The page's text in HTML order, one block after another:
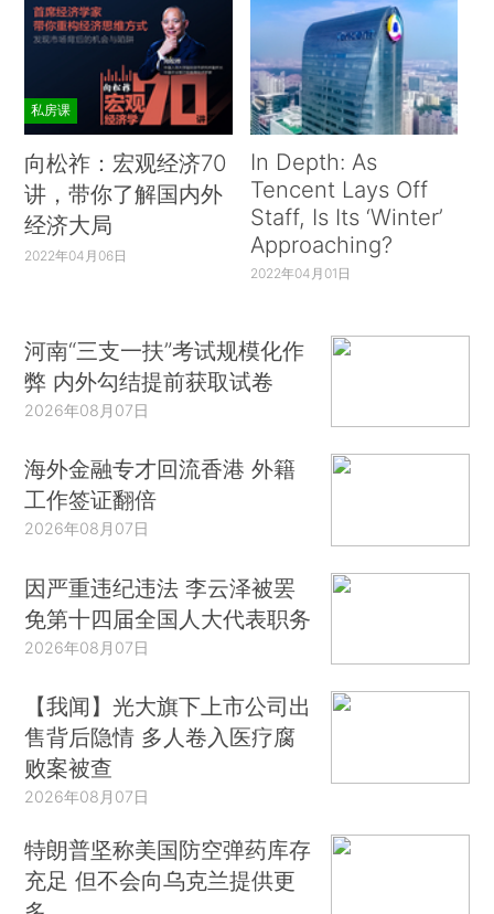
私房课
向松祚：宏观经济70
讲，带你了解国内外
经济大局
2022年04月06日
In Depth: As
Tencent Lays Off
Staff, Is Its ‘Winter’
Approaching?
2022年04月01日
河南“三支一扶”考试规模化作
弊 内外勾结提前获取试卷
2026年08月07日
海外金融专才回流香港 外籍
工作签证翻倍
2026年08月07日
因严重违纪违法 李云泽被罢
免第十四届全国人大代表职务
2026年08月07日
【我闻】光大旗下上市公司出
售背后隐情 多人卷入医疗腐
败案被查
2026年08月07日
特朗普坚称美国防空弹药库存
充足 但不会向乌克兰提供更